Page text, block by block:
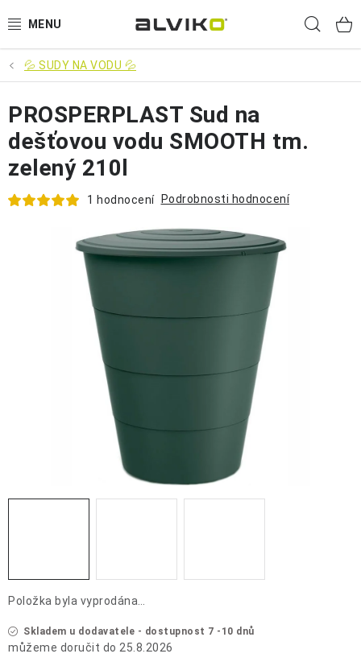
na
VÝPRODEJ
🌱 ZAHRADA 🌱
💦 SUDY NA VODU 💦
🔨 DÍLNA 🧰
BRUMEE ODRÁŽEDLA
🐕‍🦺 DOMÁCÍ MAZLÍČCI 🐈
OCHRANNÉ POMŮCKY
OBCHODNÍ PODMÍNKY
Podmínky ochrany osobních údajů
💦 SUDY NA VODU 💦
Položka byla vyprodána…
Skladem u dodavatele - dostupnost 7 -10 dnů
25.8.2026
PROSPERPLAST Sud na
dešťovou vodu SMOOTH tm.
zelený 210l
1 hodnocení Podrobnosti hodnocení